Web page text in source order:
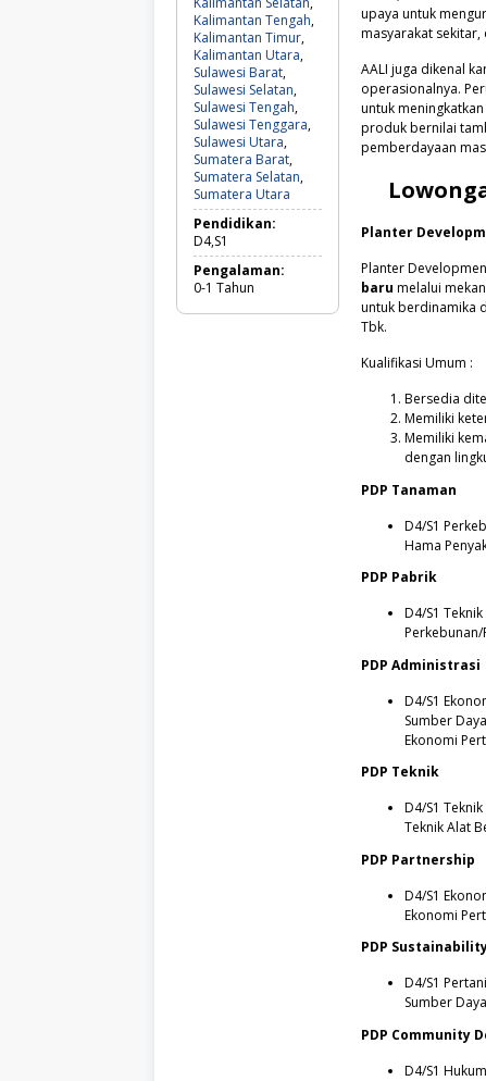
Kalimantan Tengah,
Kalimantan Timur,
Kalimantan Utara,
Sulawesi Barat,
Sulawesi Selatan,
Sulawesi Tengah,
Sulawesi Tenggara,
Sulawesi Utara,
Sumatera Barat,
Sumatera Selatan,
Sumatera Utara
Barat,
Kalimantan
Timur,
Pendidikan:
D4,S1
Pengalaman:
0-1 Tahun
upaya untuk
masyarakat
AALI juga dikenal
operasionalnya.
untuk
produk bernilai
pemberdayaan
Planter
Planter
baru melalui
untuk berdinamika
Tbk.
Kualifikasi Umum :
Bersedia
Memiliki
Memiliki
dengan
PDP Tanaman
D4/S1
Hama
PDP Pabrik
D4/S1
Perkebunan/
PDP Administrasi
D4/S1
Sumber
Ekonomi
PDP Teknik
D4/S1
Teknik Alat
PDP Partnership
D4/S1
Ekonomi
PDP
D4/S1
Sumber
PDP Community
D4/S1